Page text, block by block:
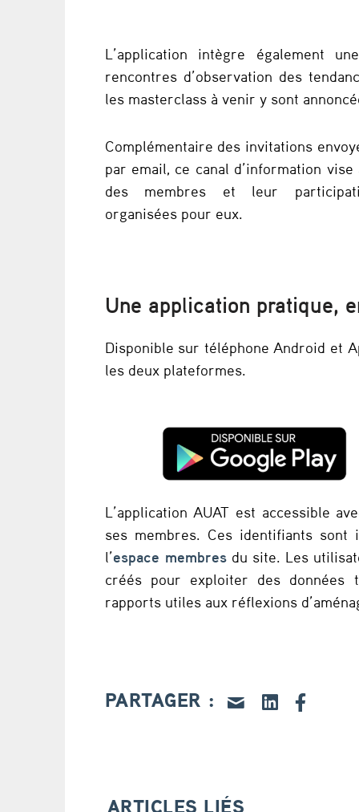
n
c
e
u
n
p
p
l
t
i
o
n
o
L’application intègre également
rencontres d’observation des
les masterclass à venir y sont
Complémentaire des invitations
par email, ce canal d’information
des membres et leur
organisées pour eux.
Une application pratique,
Disponible sur téléphone Android et
les deux plateformes.
L’application AUAT est accessible
ses membres. Ces identifiants
l’espace membresdu site. Les
créés pour exploiter des données
rapports utiles aux réflexions
PARTAGER :
ARTICLES LIÉS